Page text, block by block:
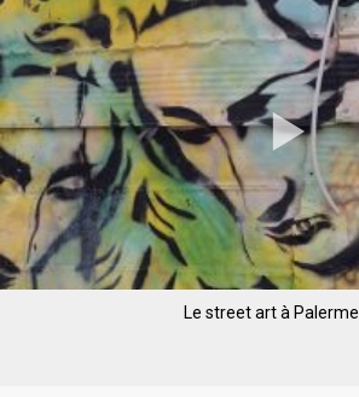
Le street art à Palerme